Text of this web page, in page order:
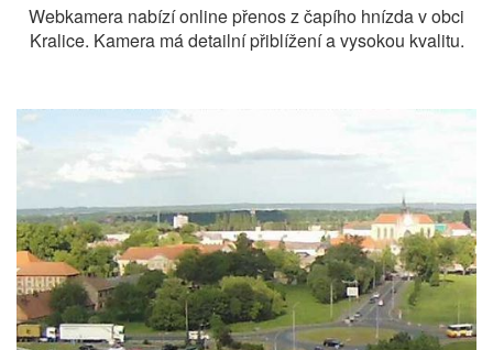
Webkamera nabízí online přenos z čapího hnízda v obci
Kralice. Kamera má detailní přiblížení a vysokou kvalitu.